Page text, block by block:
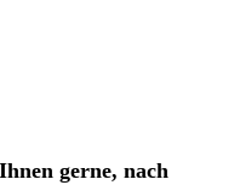
gerne, nach